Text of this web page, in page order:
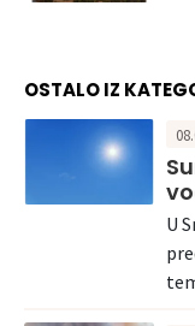
OSTALO IZ
U